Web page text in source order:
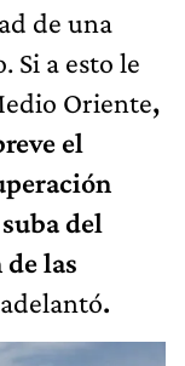
de una
Si a esto le
Oriente,
el
del
las
adelantó.